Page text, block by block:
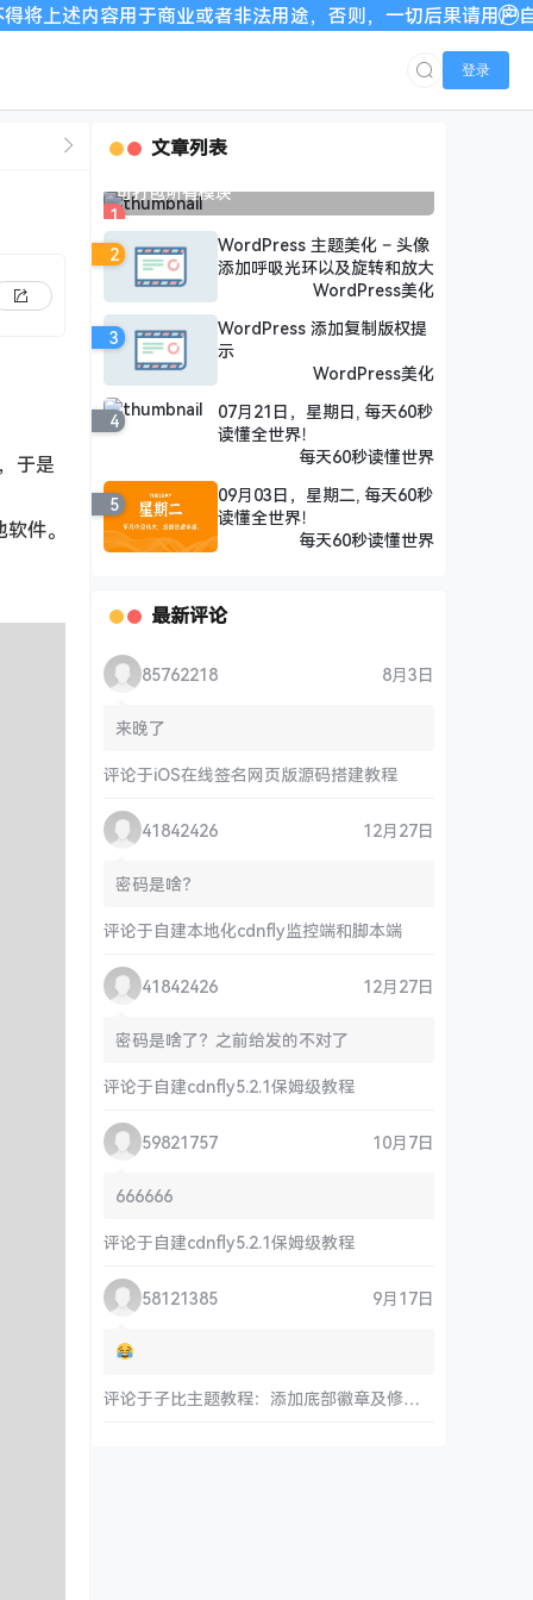
用于商业或者非法用途，否则，一切后果请用户自负。我
登录
于是
件。
文章列表
1
可打包所有模块
2
WordPress 主题美化 – 头像
添加呼吸光环以及旋转和放大
WordPress美化
3
WordPress 添加复制版权提
示
WordPress美化
4
07月21日，星期日, 每天60秒
读懂全世界！
每天60秒读懂世界
5
09月03日，星期二, 每天60秒
读懂全世界！
每天60秒读懂世界
最新评论
85762218 8月3日
来晚了
评论于iOS在线签名网页版源码搭建教程
41842426 12月27日
密码是啥？
评论于自建本地化cdnfly监控端和脚本端
41842426 12月27日
密码是啥了？之前给发的不对了
评论于自建cdnfly5.2.1保姆级教程
59821757 10月7日
666666
评论于自建cdnfly5.2.1保姆级教程
58121385 9月17日
评论于子比主题教程：添加底部徽章及修改链接和运行时间